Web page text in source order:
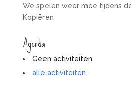
We spelen weer mee tijdens
Kopiëren
Agenda
Geen activiteiten
alle activiteiten